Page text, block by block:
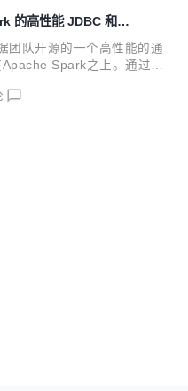
贡献给 Apache 软件基金
今，Kyuubi 已累积接受了
的提交。当然，进入 Apa
社区...
的高性能 JDBC 和 S
团队开源的一个高性能的通
Spark之上。通过K
源大数据项目的繁荣带来